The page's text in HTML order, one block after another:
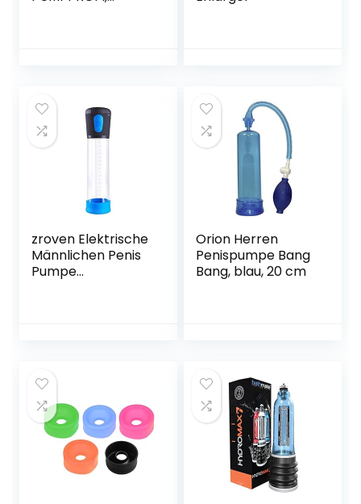
zroven Elektrische
Männlichen Penis
Pumpe
Extender
Automatische
Saug Sex
Erwachsene
Produkt für
Männer
Orion Herren
Penispumpe Bang
Bang, blau, 20 cm